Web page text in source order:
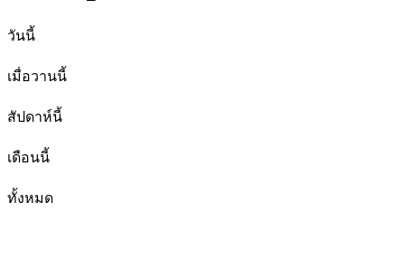
วันนี้
เมื่อวานนี้
สัปดาห์นี้
เดือนนี้
ทั้งหมด